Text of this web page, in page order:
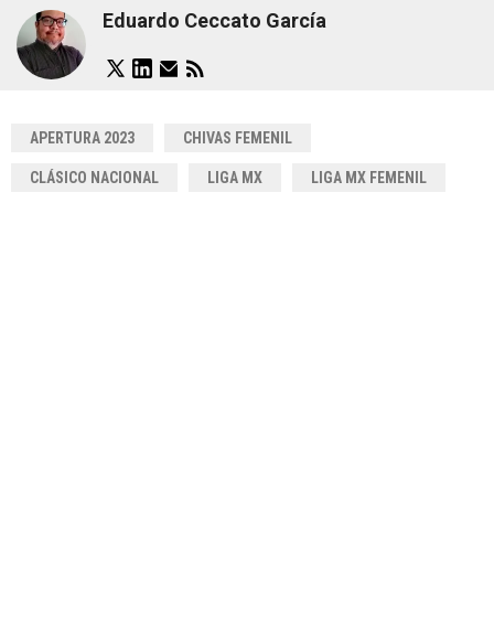
Eduardo Ceccato García
APERTURA 2023 CHIVAS FEMENIL
CLÁSICO NACIONAL LIGA MX LIGA MX FEMENIL